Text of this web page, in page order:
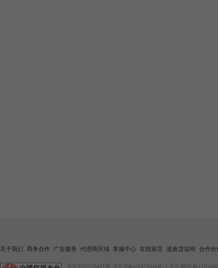
关于我们 商务合作 广告服务 代理商区域 客服中心 在线留言 退换货说明 合作伙